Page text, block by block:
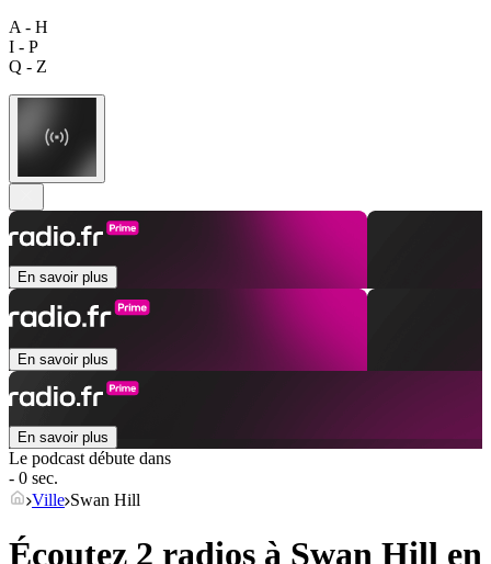
A - H
I - P
Q - Z
En savoir plus
En savoir plus
En savoir plus
Le podcast débute dans
- 0 sec.
Ville Swan Hill
Écoutez 2 radios à Swan Hill en